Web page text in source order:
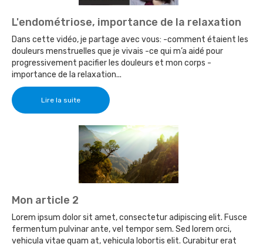
L'endométriose, importance de la relaxation
Dans cette vidéo, je partage avec vous: -comment étaient les
douleurs menstruelles que je vivais -ce qui m’a aidé pour
progressivement pacifier les douleurs et mon corps -
importance de la relaxation...
Lire la suite
Mon article 2
Lorem ipsum dolor sit amet, consectetur adipiscing elit. Fusce
fermentum pulvinar ante, vel tempor sem. Sed lorem orci,
vehicula vitae quam at, vehicula lobortis elit. Curabitur erat